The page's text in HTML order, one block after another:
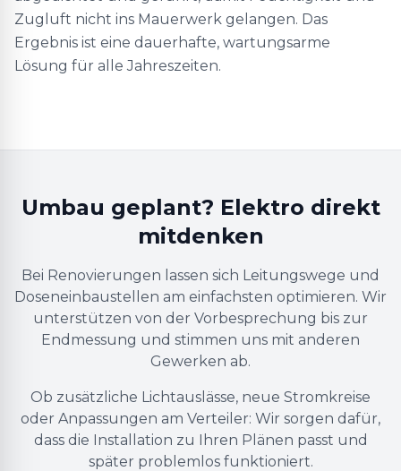
Zugluft nicht ins Mauerwerk gelangen. Das
Ergebnis ist eine dauerhafte, wartungsarme
Lösung für alle Jahreszeiten.
Umbau geplant? Elektro direkt
mitdenken
Bei Renovierungen lassen sich Leitungswege und
Doseneinbaustellen am einfachsten optimieren. Wir
unterstützen von der Vorbesprechung bis zur
Endmessung und stimmen uns mit anderen
Gewerken ab.
Ob zusätzliche Lichtauslässe, neue Stromkreise
oder Anpassungen am Verteiler: Wir sorgen dafür,
dass die Installation zu Ihren Plänen passt und
später problemlos funktioniert.